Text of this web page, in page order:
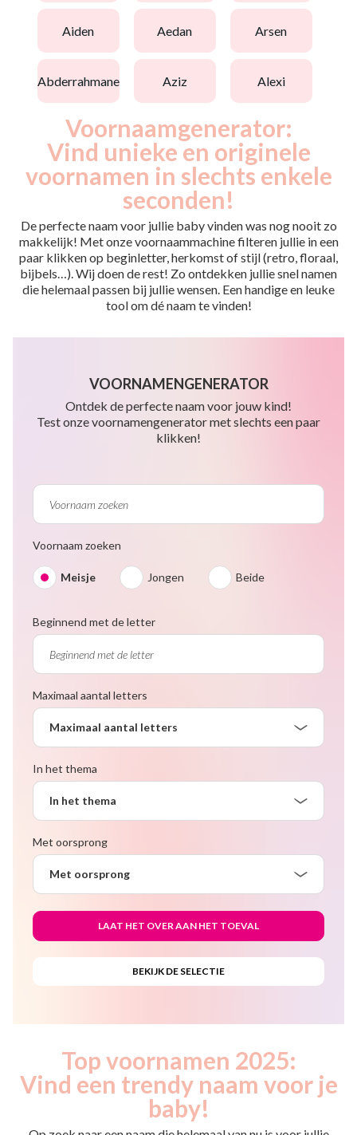
aiden aedan arsen
abderrahmane aziz alexi
Voornaamgenerator:
Vind unieke en originele
voornamen in slechts enkele
seconden!
De perfecte naam voor jullie baby vinden was nog nooit zo
makkelijk! Met onze voornaammachine filteren jullie in een
paar klikken op beginletter, herkomst of stijl (retro, floraal,
bijbels…). Wij doen de rest! Zo ontdekken jullie snel namen
die helemaal passen bij jullie wensen. Een handige en leuke
tool om dé naam te vinden!
VOORNAMENGENERATOR
Ontdek de perfecte naam voor jouw kind!
Test onze voornamengenerator met slechts een paar
klikken!
Voornaam zoeken
Meisje Jongen Beide
Beginnend met de letter
Maximaal aantal letters
Maximaal aantal letters
In het thema
In het thema
Met oorsprong
Met oorsprong
Top voornamen 2025:
Vind een trendy naam voor je
baby!